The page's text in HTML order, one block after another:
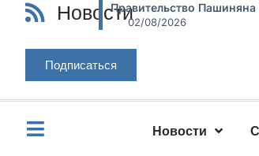
НовостиПравительство
02/08/2026
Подписаться
Новости